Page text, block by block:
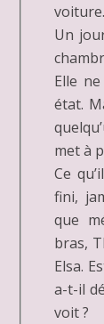
voiture.
Un
Elle
état.
met à
Ce
fini,
que
bras,
Elsa.
a-t-il
voit ?